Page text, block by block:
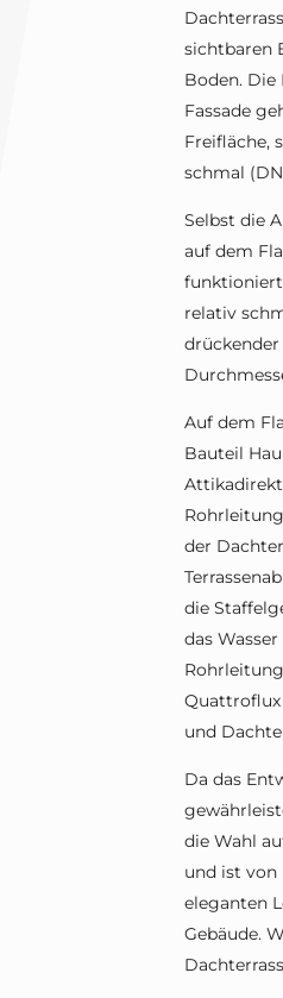
sichtbaren
Boden.
Fassade
Freifläche,
schmal
Selbst die
auf dem
relativ
Auf dem
Bauteil
der
die
das
Quattroflux
und
Da das
die Wahl
und ist von
eleganten
Gebäude.